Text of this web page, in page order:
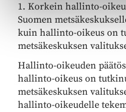
1. Korkein hallinto-
Suomen
kuin hallinto-oikeus on
metsäkeskuksen
Hallinto-oikeuden
hallinto-oikeus on
metsäkeskuksen
hallinto-oikeudelle